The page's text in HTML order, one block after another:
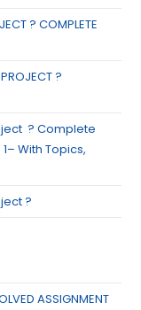
? COMPLETE
?
? Complete
With Topics,
?
ASSIGNMENT